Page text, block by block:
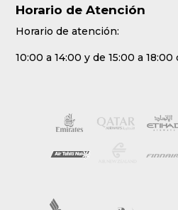
Horario de Atención
Horario de atención:
10:00 a 14:00 y de 15:00 a